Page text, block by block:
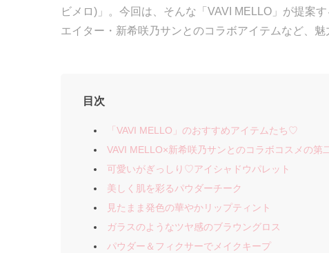
ビメロ)」。今回は、そんな「VAVI MELLO」が提案
エイター・新希咲乃サンとのコラボアイテムなど、
目次
「VAVI MELLO」のおすすめアイテムたち♡
VAVI MELLO×新希咲乃サンとのコラボコスメの第
可愛いがぎっしり♡アイシャドウパレット
美しく肌を彩るパウダーチーク
見たまま発色の華やかリップティント
ガラスのようなツヤ感のブラウングロス
パウダー＆フィクサーでメイクキープ